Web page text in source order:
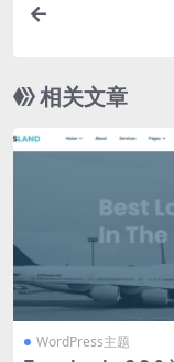
相关文章
WordPress主题